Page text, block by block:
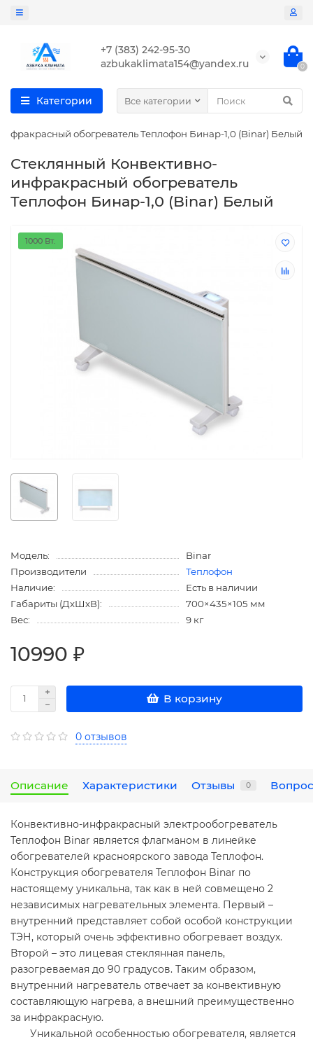
+7 (383) 242-95-30
azbukaklimata154@yandex.ru
0
Категории Все категории
обогреватель Теплофон Бинар-1,0 (Binar) Белый
Стеклянный Конвективно-
инфракрасный обогреватель
Теплофон Бинар-1,0 (Binar) Белый
1000 Вт.
Модель:
Binar
Производители
Теплофон
Наличие:
Есть в наличии
Габариты (ДхШхВ):
700×435×105 мм
Вес:
9 кг
10990 ₽
В корзину
0 отзывов
Описание Характеристики Отзывы 0
Конвективно-инфракрасный электрообогреватель
Теплофон Binar является флагманом в линейке
обогревателей красноярского завода Теплофон.
Конструкция обогревателя Теплофон Binar по
настоящему уникальна, так как в ней совмещено 2
независимых нагревательных элемента. Первый –
внутренний представляет собой особой конструкции
ТЭН, который очень эффективно обогревает воздух.
Второй – это лицевая стеклянная панель,
разогреваемая до 90 градусов. Таким образом,
внутренний нагреватель отвечает за конвективную
составляющую нагрева, а внешний преимущественно
за инфракрасную.
Уникальной особенностью обогревателя, является